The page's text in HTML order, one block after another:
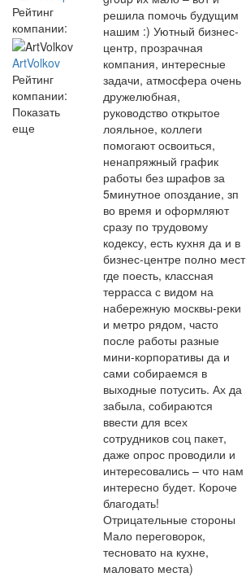
Рейтинг
компании:
ArtVolkov
Рейтинг
компании:
Показать
еще
решила помочь будущим
нашим :) Уютный бизнес-
центр, прозрачная
компания, интересные
задачи, атмосфера очень
дружелюбная,
руководство открытое
лояльное, коллеги
помогают освоиться,
ненапряжный график
работы без шрафов за
5минутное опоздание, зп
во время и оформляют
сразу по трудовому
кодексу, есть кухня да и в
бизнес-центре полно мест
где поесть, классная
террасса с видом на
набережную москвы-реки
и метро рядом, часто
после работы разные
мини-корпоративы да и
сами собираемся в
выходные потусить. Ах да
забыла, собираются
ввести для всех
сотрудников соц пакет,
даже опрос проводили и
интересовались – что нам
интересно будет. Короче
благодать!
Отрицательные стороны
Мало переговорок,
тесновато на кухне,
маловато места)